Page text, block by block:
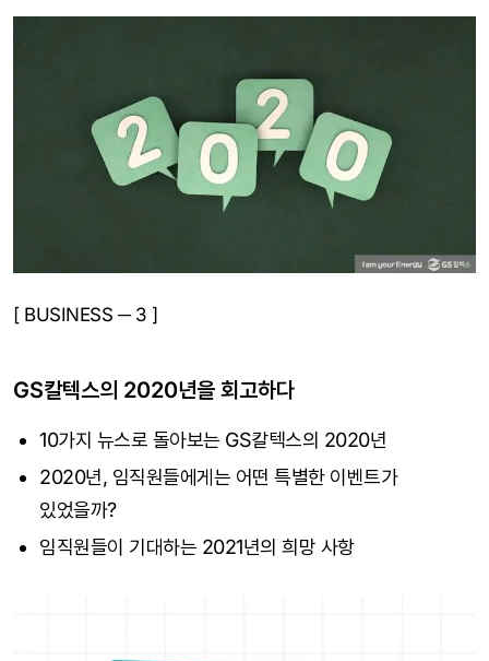
[ BUSINESS ─ 3 ]
GS칼텍스의 2020년을 회고하다
10가지 뉴스로 돌아보는 GS칼텍스의 2020년
2020년, 임직원들에게는 어떤 특별한 이벤트가
있었을까?
임직원들이 기대하는 2021년의 희망 사항